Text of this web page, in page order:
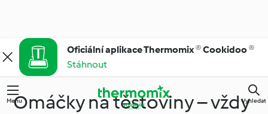
Oficiální aplikace Thermomix ® Cookidoo ®
Stáhnout
Menu Vyhledat
Omáčky na těstoviny – vždy